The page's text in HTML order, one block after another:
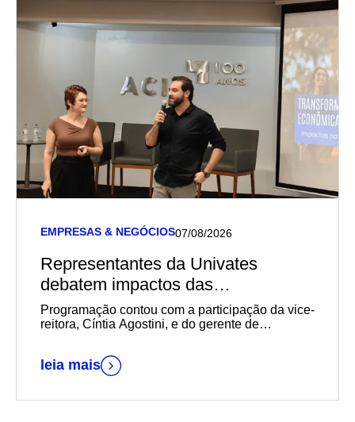
EMPRESAS & NEGÓCIOS07/08/2026
Representantes da Univates
debatem impactos das
transformações sociais,
econômicas e geracionais na
almoço da Acil
Programação contou com a participação da vice-
reitora, Cíntia Agostini, e do gerente de
instituição, Daniel Wallerius
leia mais